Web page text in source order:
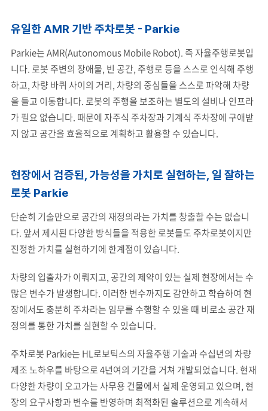
유일한 AMR 기반 주차로봇 - Parkie
Parkie는 AMR(Autonomous Mobile Robot). 즉 자율주행로봇입
니다. 로봇 주변의 장애물, 빈 공간, 주행로 등을 스스로 인식해 주행
하고, 차량 바퀴 사이의 거리, 차량의 중심들을 스스로 파악해 차량
을 들고 이동합니다. 로봇의 주행을 보조하는 별도의 설비나 인프라
가 필요 없습니다. 때문에 자주식 주차장과 기계식 주차장에 구애받
지 않고 공간을 효율적으로 계획하고 활용할 수 있습니다.
현장에서 검증된, 가능성을 가치로 실현하는, 일 잘하는
로봇 Parkie
단순히 기술만으로 공간의 재정의라는 가치를 창출할 수는 없습니
다. 앞서 제시된 다양한 방식들을 적용한 로봇들도 주차로봇이지만
진정한 가치를 실현하기에 한계점이 있습니다.
차량의 입출차가 이뤄지고, 공간의 제약이 있는 실제 현장에서는 수
많은 변수가 발생합니다. 이러한 변수까지도 감안하고 학습하여 현
장에서도 충분히 주차라는 임무를 수행할 수 있을 때 비로소 공간 재
정의를 통한 가치를 실현할 수 있습니다.
주차로봇 Parkie는 HL로보틱스의 자율주행 기술과 수십년의 차량
제조 노하우를 바탕으로 4년여의 기간을 거쳐 개발되었습니다. 현재
다양한 차량이 오고가는 사무용 건물에서 실제 운영되고 있으며, 현
장의 요구사항과 변수를 반영하며 최적화된 솔루션으로 계속해서